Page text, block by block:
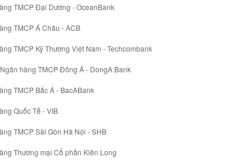
TMCP Đại Dương - OceanBank
TMCP Á Châu - ACB
TMCP Kỹ Thương Việt Nam - Techcombank
hàng TMCP Đông Á - DongA Bank
TMCP Bắc Á - BacABank
Quốc Tế - VIB
TMCP Sài Gòn Hà Nội - SHB
Thương mại Cổ phần Kiên Long